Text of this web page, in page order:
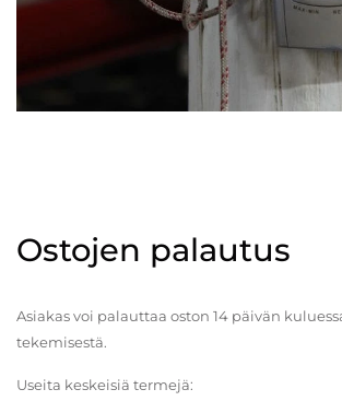
Ostojen palautus
Asiakas voi palauttaa oston 14 päivän
tekemisestä.
Useita keskeisiä termejä: